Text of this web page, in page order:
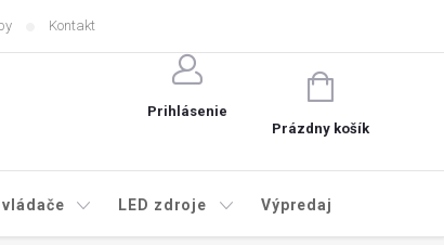
Kontakt
Prihlásenie
NÁKUPNÝ
KOŠÍK
Prázdny košík
LED zdroje Výpredaj